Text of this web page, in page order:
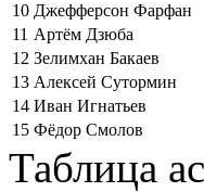
10 Джефферсон Фарфан
11 Артём Дзюба
12 Зелимхан Бакаев
13 Алексей Сутормин
14 Иван Игнатьев
15 Фёдор Смолов
Таблица